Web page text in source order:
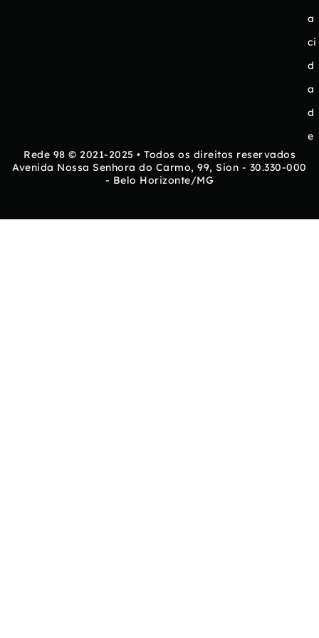
a
ci
d
a
d
e
Rede 98 © 2021-2025 • Todos os direitos reservados
Avenida Nossa Senhora do Carmo, 99, Sion - 30.330-000
- Belo Horizonte/MG